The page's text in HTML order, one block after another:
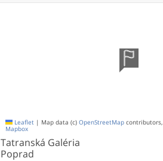
Leaflet | Map data (c) OpenStreetMap contributors,
Mapbox
Tatranská Galéria
Poprad